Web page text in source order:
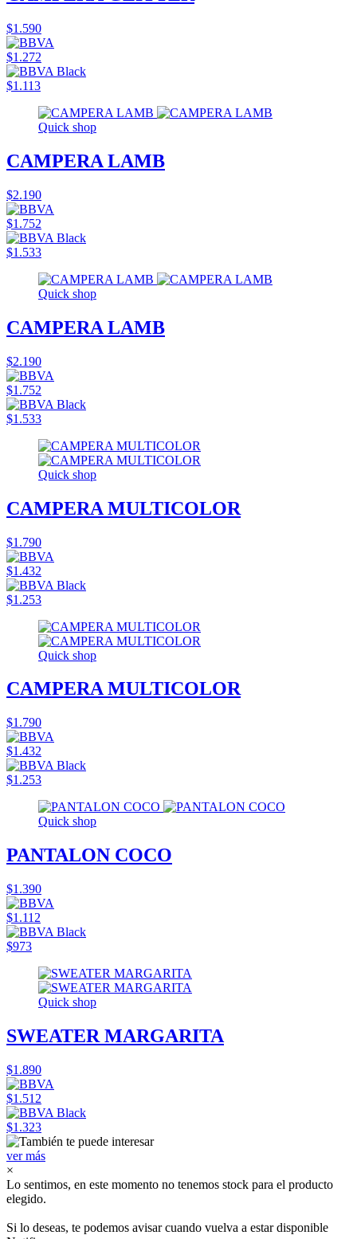
$1.590
$1.272
$1.113
Quick shop
CAMPERA LAMB
$2.190
$1.752
$1.533
Quick shop
CAMPERA LAMB
$2.190
$1.752
$1.533
Quick shop
CAMPERA MULTICOLOR
$1.790
$1.432
$1.253
Quick shop
CAMPERA MULTICOLOR
$1.790
$1.432
$1.253
Quick shop
PANTALON COCO
$1.390
$1.112
$973
Quick shop
SWEATER MARGARITA
$1.890
$1.512
$1.323
ver más
×
Lo sentimos, en este momento no tenemos stock para el producto
elegido.
Si lo deseas, te podemos avisar cuando vuelva a estar disponible